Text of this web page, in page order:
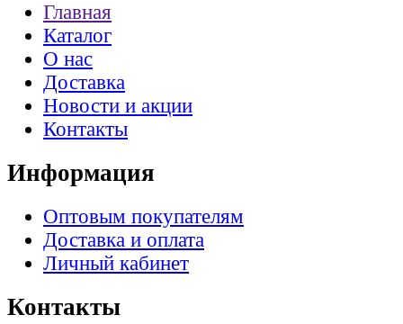
Главная
Каталог
О нас
Доставка
Новости и акции
Контакты
Информация
Оптовым покупателям
Доставка и оплата
Личный кабинет
Контакты